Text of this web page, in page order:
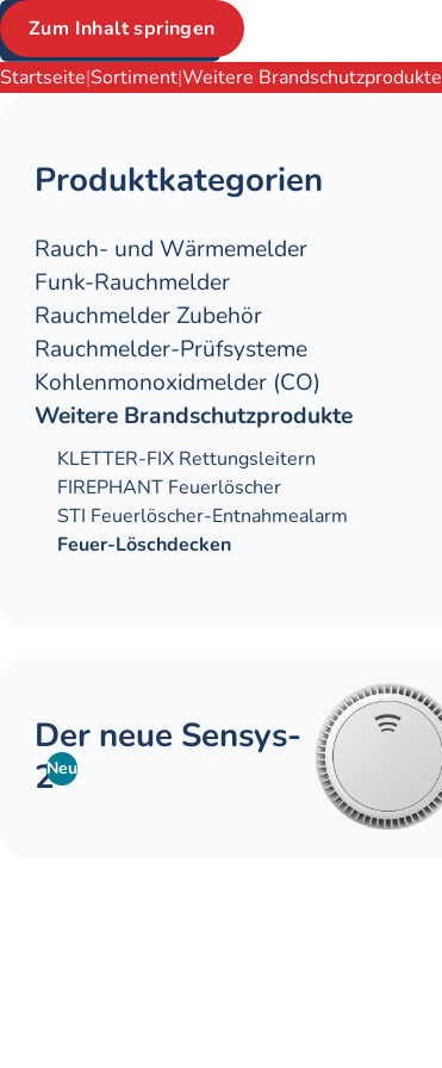
Zum Inhalt springen
Brotkrumen
Startseite SortimentWeitere Brandschutz­produkte
Produktkategorien
Rauch- und Wärme­­­melder
Funk-Rauchmelder
Rauchmelder Zubehör
Rauch­melder-Prüf­systeme
Kohlen­monoxid­melder (CO)
Weitere Brandschutz­produkte
KLETTER-FIX Rettungsleitern
FIREPHANT Feuerlöscher
STI Feuerlöscher-Entnahmealarm
Feuer-Löschdecken
Der neue Sensys-
2Neu